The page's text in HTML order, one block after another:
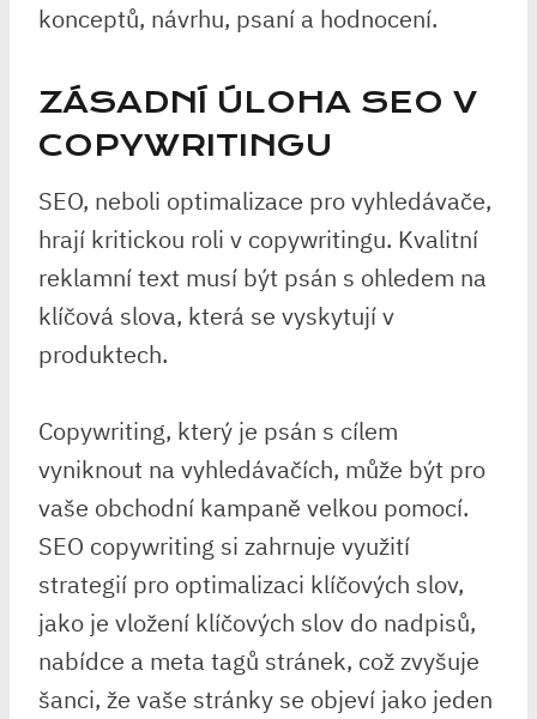
konceptů, návrhu, psaní a hodnocení.
ZÁSADNÍ ÚLOHA SEO V
COPYWRITINGU
SEO, neboli optimalizace pro vyhledávače,
hrají kritickou roli v copywritingu. Kvalitní
reklamní text musí být psán s ohledem na
klíčová slova, která se vyskytují v
produktech.
Copywriting, který je psán s cílem
vyniknout na vyhledávačích, může být pro
vaše obchodní kampaně velkou pomocí.
SEO copywriting si zahrnuje využití
strategií pro optimalizaci klíčových slov,
jako je vložení klíčových slov do nadpisů,
nabídce a meta tagů stránek, což zvyšuje
šanci, že vaše stránky se objeví jako jeden